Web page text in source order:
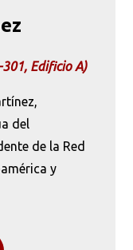
Edificio A)
del
de la Red
y